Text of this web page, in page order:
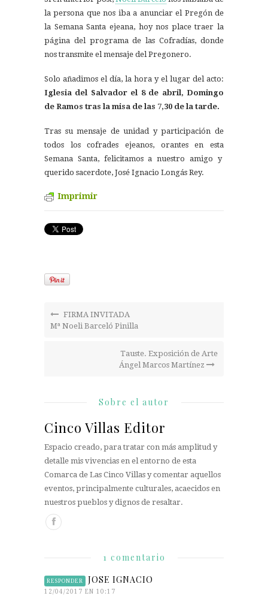
la persona que nos iba a anunciar el Pregón de
la Semana Santa ejeana, hoy nos place traer la
página del programa de las Cofradías, donde
nos transmite el mensaje del Pregonero.
Solo añadimos el día, la hora y el lugar del acto:
Iglesia del Salvador el 8 de abril, Domingo
de Ramos tras la misa de las 7,30 de la tarde.
Tras su mensaje de unidad y participación de
todos los cofrades ejeanos, orantes en esta
Semana Santa, felicitamos a nuestro amigo y
querido sacerdote, José Ignacio Longás Rey.
Imprimir
FIRMA INVITADA
Mª Noeli Barceló Pinilla
Tauste. Exposición de Arte
Ángel Marcos Martínez
Sobre el autor
Cinco Villas Editor
Espacio creado, para tratar con más amplitud y
detalle mis vivencias en el entorno de esta
Comarca de Las Cinco Villas y comentar aquellos
eventos, principalmente culturales, acaecidos en
nuestros pueblos y dignos de resaltar.
1 comentario
RESPONDER JOSE IGNACIO
12/04/2017 EN 10:17